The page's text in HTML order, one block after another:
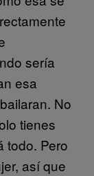
sería
esa
No
tienes
todo. Pero
así que